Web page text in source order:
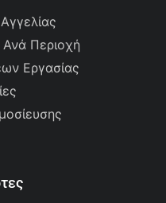
Ανά Περιοχή
Εργασίας